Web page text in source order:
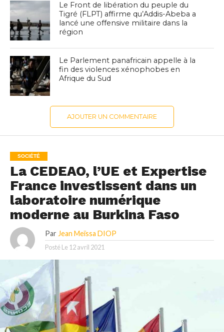
Le Front de libération du peuple du
Tigré (FLPT) affirme qu’Addis-Abeba a
lancé une offensive militaire dans la
région
Le Parlement panafricain appelle à la
fin des violences xénophobes en
Afrique du Sud
AJOUTER UN COMMENTAIRE
SOCIÉTÉ
La CEDEAO, l’UE et Expertise
France investissent dans un
laboratoire numérique
moderne au Burkina Faso
Par Jean Meïssa DIOP
Posté Le 12 avril 2021